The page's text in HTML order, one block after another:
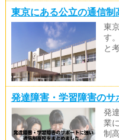
東京にある公立の通信制
東
す
と
発達障害・学習障害の
発
業
制